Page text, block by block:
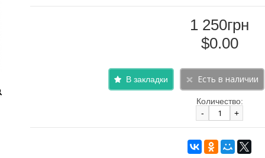
1 250грн
$0.00
В закладки
Количество:
-
+